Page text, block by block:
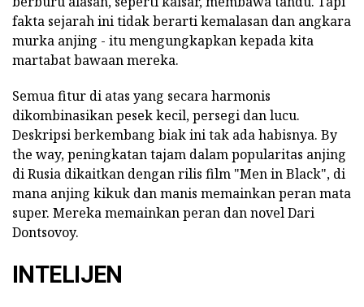
fakta sejarah ini tidak berarti kemalasan dan angkara
murka anjing - itu mengungkapkan kepada kita
martabat bawaan mereka.
Semua fitur di atas yang secara harmonis
dikombinasikan pesek kecil, persegi dan lucu.
Deskripsi berkembang biak ini tak ada habisnya. By
the way, peningkatan tajam dalam popularitas anjing
di Rusia dikaitkan dengan rilis film "Men in Black", di
mana anjing kikuk dan manis memainkan peran mata
super. Mereka memainkan peran dan novel Dari
Dontsovoy.
INTELIJEN